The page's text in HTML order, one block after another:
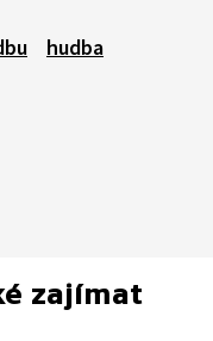
hudba
zajímat